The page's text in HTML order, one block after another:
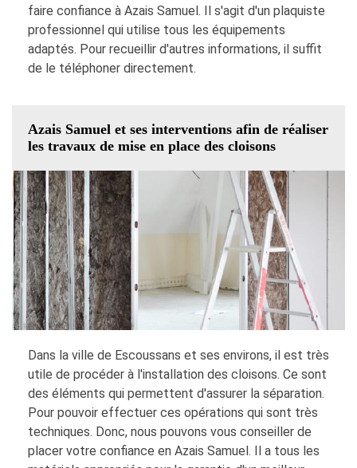
faire confiance à Azais Samuel. Il s'agit d'un plaquiste
professionnel qui utilise tous les équipements
adaptés. Pour recueillir d'autres informations, il suffit
de le téléphoner directement.
Azais Samuel et ses interventions afin de réaliser
les travaux de mise en place des cloisons
Dans la ville de Escoussans et ses environs, il est très
utile de procéder à l'installation des cloisons. Ce sont
des éléments qui permettent d'assurer la séparation.
Pour pouvoir effectuer ces opérations qui sont très
techniques. Donc, nous pouvons vous conseiller de
placer votre confiance en Azais Samuel. Il a tous les